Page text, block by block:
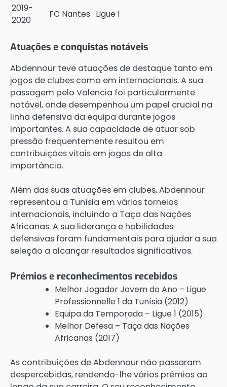
2019-
2020
FC Nantes Ligue 1
Atuações e conquistas notáveis
Abdennour teve atuações de destaque tanto em
jogos de clubes como em internacionais. A sua
passagem pelo Valencia foi particularmente
notável, onde desempenhou um papel crucial na
linha defensiva da equipa durante jogos
importantes. A sua capacidade de atuar sob
pressão frequentemente resultou em
contribuições vitais em jogos de alta
importância.
Além das suas atuações em clubes, Abdennour
representou a Tunísia em vários torneios
internacionais, incluindo a Taça das Nações
Africanas. A sua liderança e habilidades
defensivas foram fundamentais para ajudar a sua
seleção a alcançar resultados significativos.
Prémios e reconhecimentos recebidos
Melhor Jogador Jovem do Ano – Ligue
Professionnelle 1 da Tunísia (2012)
Equipa da Temporada – Ligue 1 (2015)
Melhor Defesa – Taça das Nações
Africanas (2017)
As contribuições de Abdennour não passaram
despercebidas, rendendo-lhe vários prémios ao